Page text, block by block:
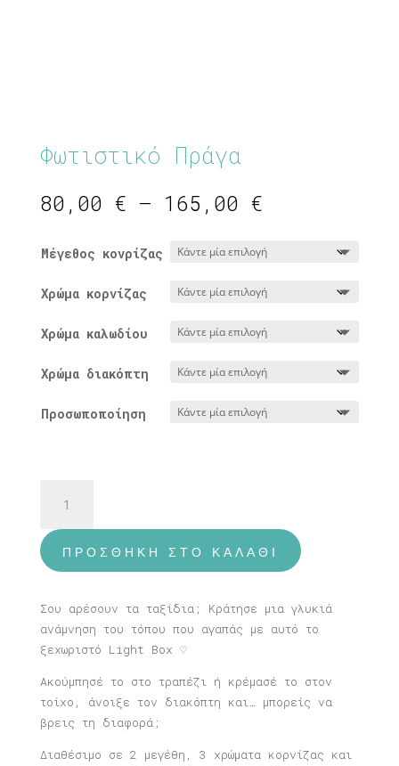
Φωτιστικό Πράγα
80,00 € – 165,00 €Price
80,00 €
through
165,00 €
Μέγεθος κονρίζας
Χρώμα κορνίζας
Χρώμα καλωδίου
Χρώμα διακόπτη
Προσωποποίηση
Πράγα
ποσότητα
ΠΡΟΣΘΉΚΗ ΣΤΟ ΚΑΛΆΘΙ
Σου αρέσουν τα ταξίδια; Κράτησε μια γλυκιά
ανάμνηση του τόπου που αγαπάς με αυτό το
ξεχωριστό Light Box ♡
Ακούμπησέ το στο τραπέζι ή κρέμασέ το στον
τοίχο, άνοιξε τον διακόπτη και… μπορείς να
βρεις τη διαφορά;
Διαθέσιμο σε 2 μεγέθη, 3 χρώματα κορνίζας και